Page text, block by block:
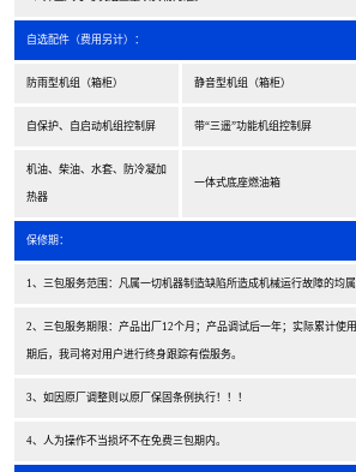
自选配件（费用另计）：
防雨型机组（箱柜） 静音型机组（箱柜）
自保护、自启动机组控制屏 带“三遥”功能机组控制屏
机油、柴油、水套、防冷凝加
热器
一体式底座燃油箱
保修期：
1、三包服务范围：凡属一切机器制造缺陷所造成机械运行故障的均属
2、三包服务期限：产品出厂12个月；产品调试后一年；实际累计使
期后，我司将对用户进行终身跟踪有偿服务。
3、如因原厂调整则以原厂保固条例执行！！！
4、人为操作不当损坏不在免费三包期内。